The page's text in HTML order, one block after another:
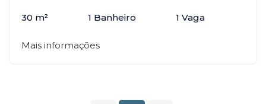
30 m² 1 Banheiro 1 Vaga
Mais informações